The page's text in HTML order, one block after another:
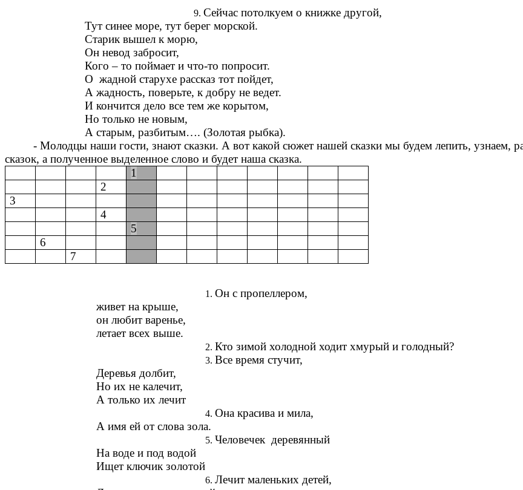
Сейчас потолкуем о книжке другой,
Тут синее море, тут берег морской.
Старик вышел к морю,
Он невод забросит,
Кого – то поймает и что-то попросит.
О жадной старухе рассказ тот пойдет,
А жадность, поверьте, к добру не ведет.
И кончится дело все тем же корытом,
Но только не новым,
А старым, разбитым…. (Золотая рыбка).
- Молодцы наши гости, знают сказки. А вот какой сюжет нашей сказки мы будем лепить, узнаем,
сказок, а полученное выделенное слово и будет наша сказка.
1
2
3
4
5
6
7
Он с пропеллером,
живет на крыше,
он любит варенье,
летает всех выше.
Кто зимой холодной ходит хмурый и голодный?
Все время стучит,
Деревья долбит,
Но их не калечит,
А только их лечит
Она красива и мила,
А имя ей от слова зола.
Человечек деревянный
На воде и под водой
Ищет ключик золотой
Лечит маленьких детей,